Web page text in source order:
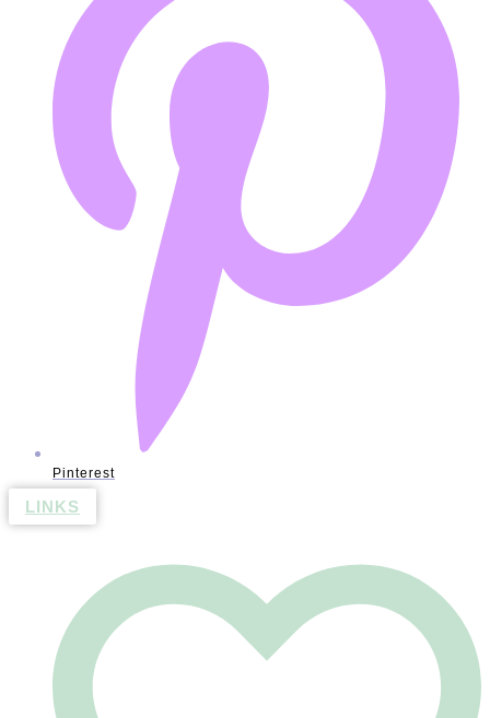
Pinterest
LINKS